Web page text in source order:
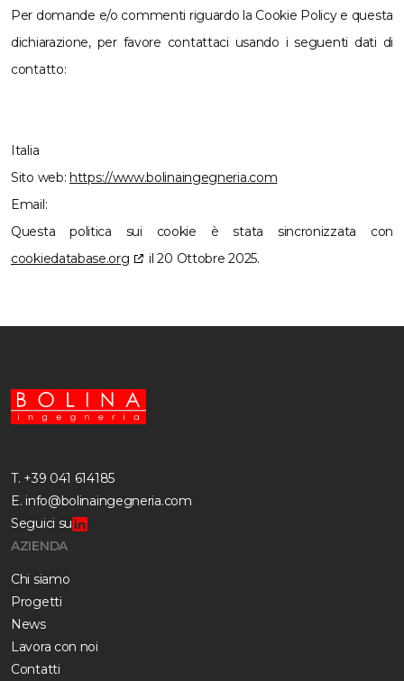
Per domande e/o commenti riguardo la Cookie Policy e questa
dichiarazione, per favore contattaci usando i seguenti dati di
contatto:
Italia
Sito web: https://www.bolinaingegneria.com
Email:
Questa politica sui cookie è stata sincronizzata con
cookiedatabase.org
il 20 Ottobre 2025.
T. +39 041 614185
E. info@bolinaingegneria.com
Seguici su
AZIENDA
Chi siamo
Progetti
News
Lavora con noi
Contatti